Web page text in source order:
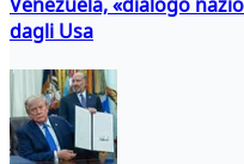
dagli Usa